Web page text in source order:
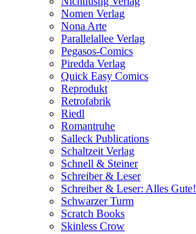
Nomen Verlag
Nona Arte
Parallelallee Verlag
Pegasos-Comics
Piredda Verlag
Quick Easy Comics
Reprodukt
Retrofabrik
Riedl
Romantruhe
Salleck Publications
Schaltzeit Verlag
Schnell & Steiner
Schreiber & Leser
Schreiber & Leser: Alles Gute!
Schwarzer Turm
Scratch Books
Skinless Crow